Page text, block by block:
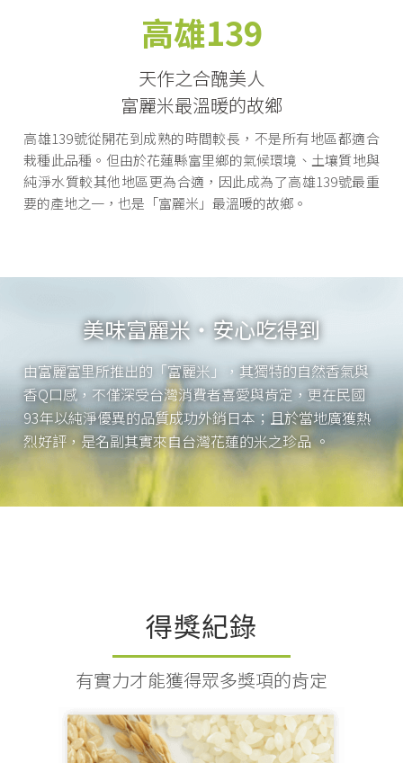
高雄139
天作之合醜美人
富麗米最溫暖的故鄉
高雄139號從開花到成熟的時間較長，不是所有地區都適合
栽種此品種。但由於花蓮縣富里鄉的氣候環境、土壤質地與
純淨水質較其他地區更為合適，因此成為了高雄139號最重
要的產地之一，也是「富麗米」最溫暖的故鄉。
美味富麗米・安心吃得到
由富麗富里所推出的「富麗米」，其獨特的自然香氣與
香Q口感，不僅深受台灣消費者喜愛與肯定，更在民國
93年以純淨優異的品質成功外銷日本；且於當地廣獲熱
烈好評，是名副其實來自台灣花蓮的米之珍品 。
得獎紀錄
有實力才能獲得眾多獎項的肯定